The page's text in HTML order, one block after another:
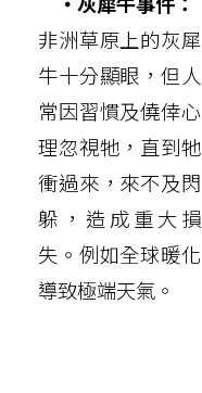
非洲草原上的灰犀
牛十分顯眼，但人
常因習慣及僥倖心
理忽視牠，直到牠
衝過來，來不及閃
躲，造成重大損
失。例如全球暖化
導致極端天氣。